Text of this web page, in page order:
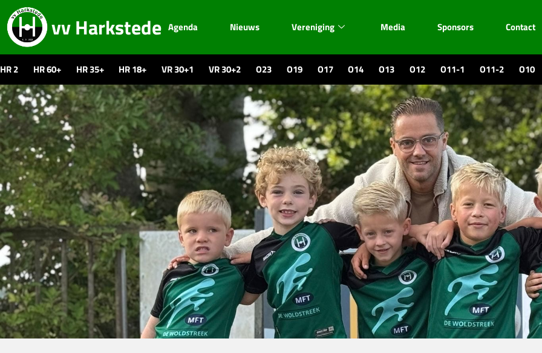
vv Harkstede Agenda Nieuws Vereniging Media Sponsors Contact
HR 2 HR 60+ HR 35+ HR 18+ VR 30+1 VR 30+2 O23 O19 O17 O14 O13 O12 O11-1 O11-2 O10